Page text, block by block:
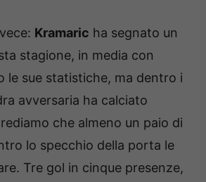
Kramaric ha segnato un
stagione, in media con
le sue statistiche, ma dentro i
avversaria ha calciato
che almeno un paio di
lo specchio della porta le
Tre gol in cinque presenze,